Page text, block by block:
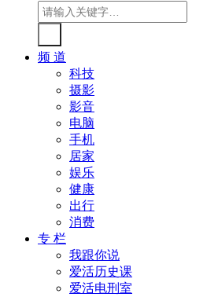
频 道
科技
摄影
影音
电脑
手机
居家
娱乐
健康
出行
消费
专 栏
我跟你说
爱活历史课
爱活电刑室